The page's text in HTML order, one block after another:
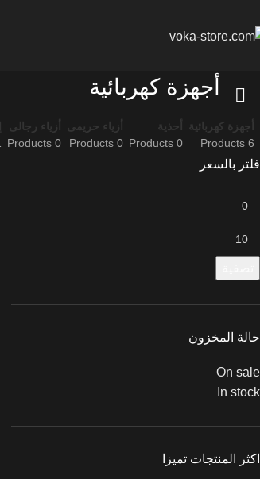
أجهزة كهربائية
أجهزة كهربائية
6 Products
أحذية
0 Products
أزياء حريمى
0 Products
أزياء رجالى
0 Products
فلتر بالسعر
حالة المخزون
On sale
In stock
اكثر المنتجات تميزا